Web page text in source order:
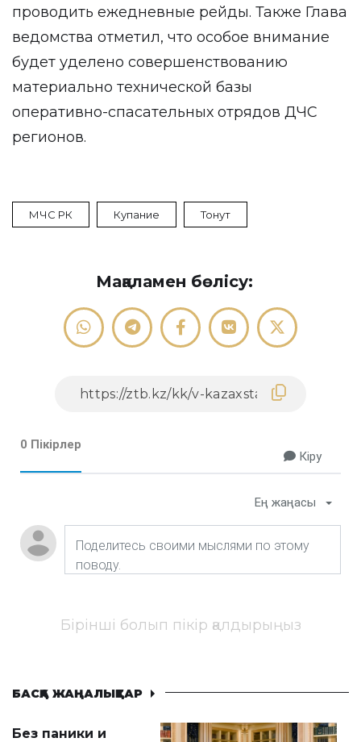
проводить ежедневные рейды. Также Глава
ведомства отметил, что особое внимание
будет уделено совершенствованию
материально технической базы
оперативно-спасательных отрядов ДЧС
регионов.
МЧС РК Купание Тонут
Мақаламен бөлісу:
0 Пікірлер
Кіру
Ең жаңасы
Бірінші болып пікір қалдырыңыз
БАСҚА ЖАҢАЛЫҚТАР
Без паники и